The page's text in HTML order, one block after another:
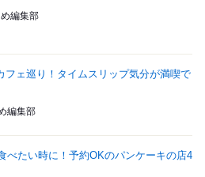
編集部
フェ巡り！タイムスリップ気分が満喫で
編集部
べたい時に！予約OKのパンケーキの店4